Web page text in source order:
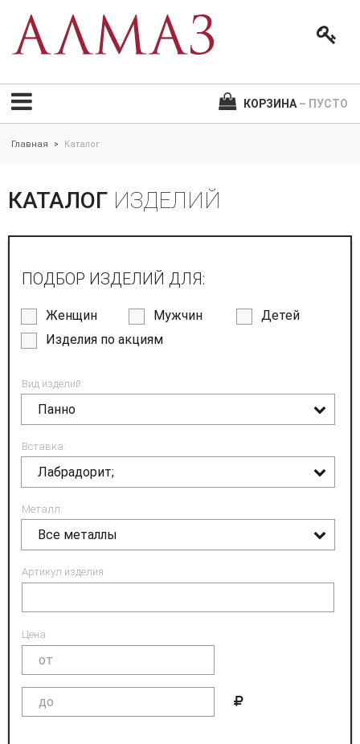
КОРЗИНА – ПУСТО
Главная > Каталог
КАТАЛОГ ИЗДЕЛИЙ
ПОДБОР ИЗДЕЛИЙ ДЛЯ:
Женщин Мужчин
Детей
Изделия по акциям
Вид изделий:
Панно
Вставка:
Лабрадорит;
Металл:
Все металлы
Артикул изделия:
Цена: